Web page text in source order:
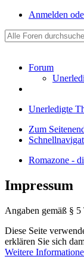
Anmelden
Forum
Unerledigte
Zum
Romazone -
Impressum
Angaben gemäß § 5
Diese Seite
erklären Sie sich
Weitere